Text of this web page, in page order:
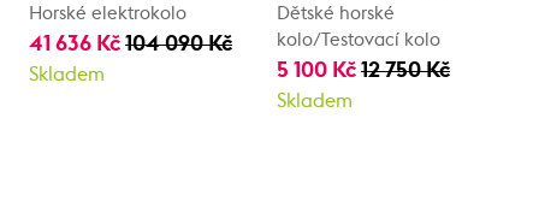
Horské elektrokolo
41 636 Kč 104 090 Kč
Skladem
Dětské horské
kolo/Testovací kolo
5 100 Kč 12 750 Kč
Skladem